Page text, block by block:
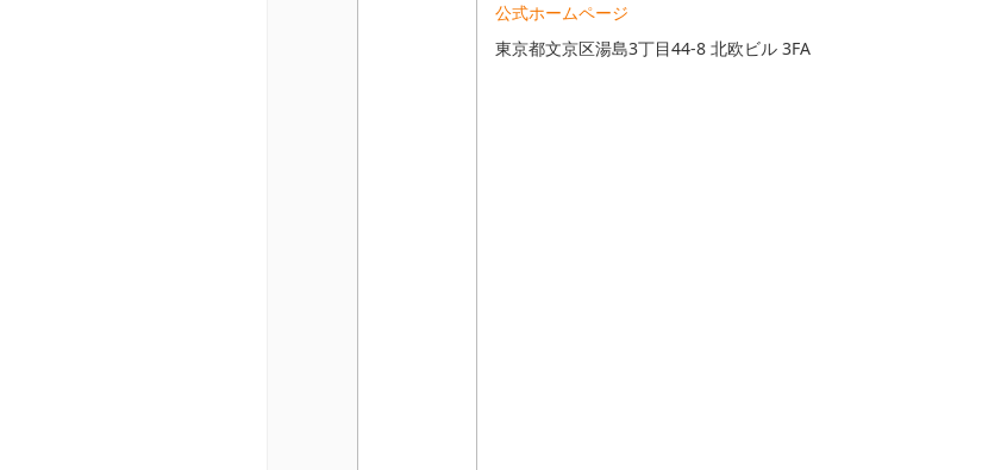
公式ホームページ
東京都文京区湯島3丁目44-8 北欧ビル 3FA